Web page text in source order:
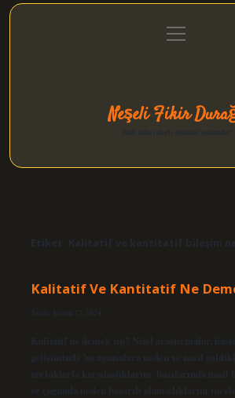
Gizlilik Politikası
menüyü
aç
Neşeli Fikir
Etiket: Kalitatif ve kantitatif bileşim
Kalitatif Ve Kantitatif Ne
Tarih: Aralık 17, 2024
Kalitatif ne demek tıp? Nitel araştırmalar,
gelişiminde bu aşamalara neden ve nasıl
zorluklarla karşılaştıklarını, bazılarında nasıl
ve çoğunda neden başarılı olamadıklarını